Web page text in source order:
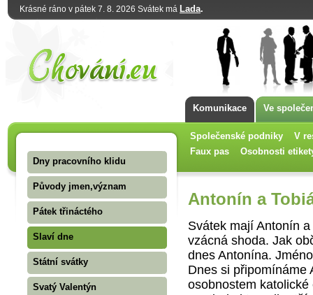
Krásné ráno v pátek 7. 8. 2026 Svátek má Lada.
Komunikace Ve
Společenské podniky
V
Faux pas
Osobnosti
Dny pracovního klidu
Původy jmen,význam
Pátek třináctého
Slaví dne
Státní svátky
Svatý Valentýn
Antonín a
Svátek mají Antonín
vzácná shoda. Jak
dnes Antonína.
Dnes si připomínáme
osobnostem